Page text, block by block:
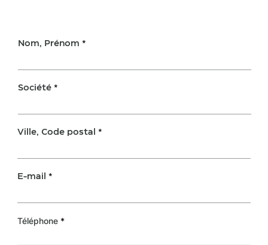
Nom, Prénom
Société
Ville, Code postal
E-mail
Téléphone